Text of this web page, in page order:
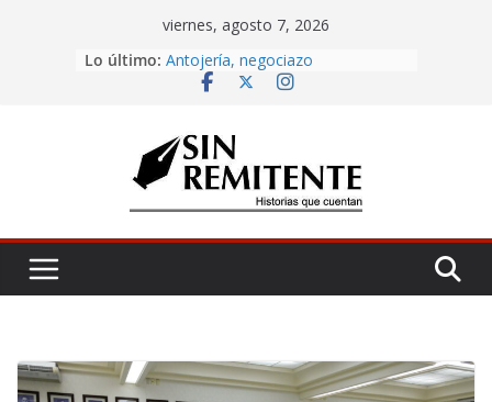
viernes, agosto 7, 2026
Lo último:
Amor eterno
Antojería, negociazo
¡Inicia Festival Cultural Ceiba 2026!
Misa de 12